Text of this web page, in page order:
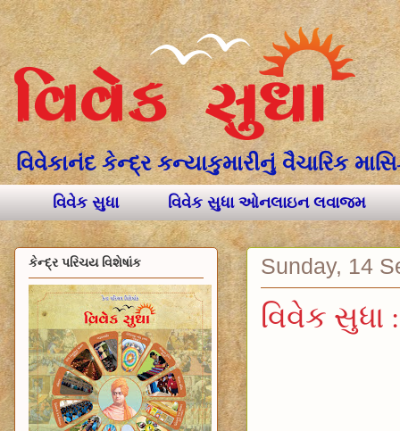
વિવેકાનંદ કેન્દ્ર કન્યાકુમારીનું વૈચારિક
વિવેક સુધા વિવેક સુધા ઓનલાઇન લવાજમ
Sunday, 14
વિવેક
કેન્દ્ર પરિચય વિશેષાંક